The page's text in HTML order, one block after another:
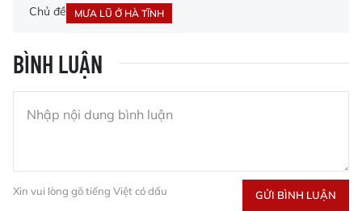
Chủ đề MƯA LŨ Ở HÀ TĨNH
BÌNH LUẬN
Xin vui lòng gõ tiếng Việt có dấu GỬI BÌNH LUẬN